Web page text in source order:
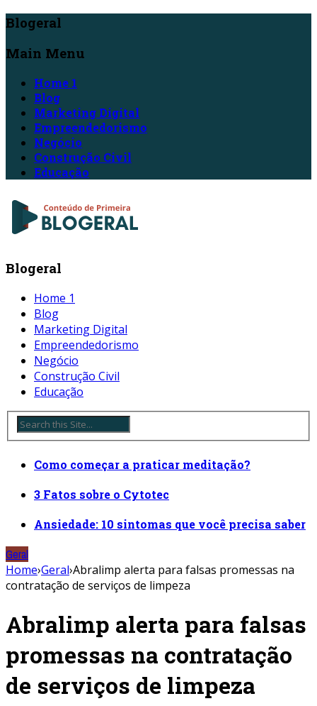
Blogeral
Main Menu
Home 1
Blog
Marketing Digital
Empreendedorismo
Negócio
Construção Civil
Educação
Blogeral
Home 1
Blog
Marketing Digital
Empreendedorismo
Negócio
Construção Civil
Educação
Como começar a praticar meditação?
3 Fatos sobre o Cytotec
Ansiedade: 10 sintomas que você precisa saber
Geral
Home›Geral›Abralimp alerta para falsas promessas na
contratação de serviços de limpeza
Abralimp alerta para falsas
promessas na contratação
de serviços de limpeza